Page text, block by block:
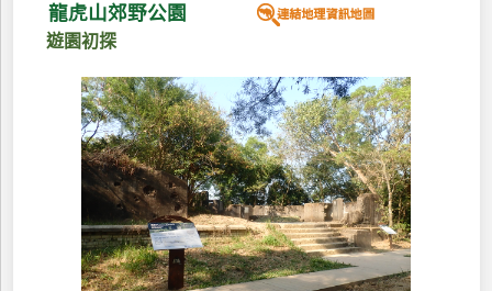
龍虎山郊野公園
遊園初探